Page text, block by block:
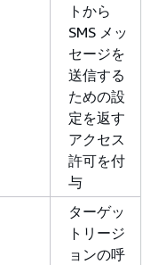
トから
SMS メッ
セージを
送信する
ための設
定を返す
アクセス
許可を付
与
ターゲッ
トリージ
ョンの呼